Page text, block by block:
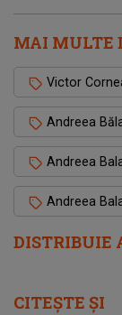
DISTRIBUIE
MAI MULTE
Victor
Andreea
Andreea
Andreea
CITEȘTE ȘI